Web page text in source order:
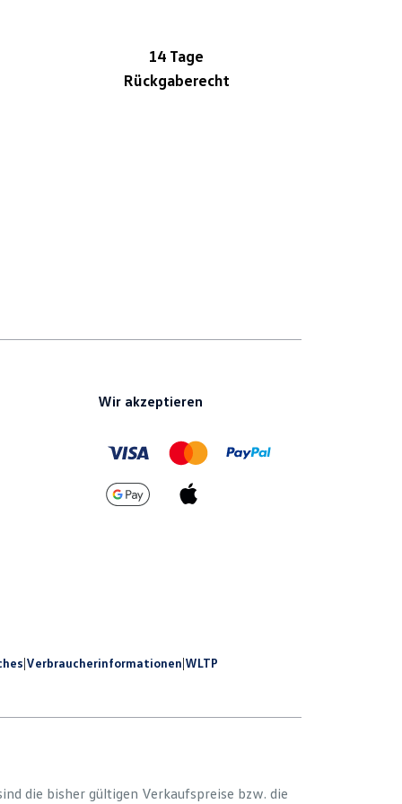
14 Tage
Rückgaberecht
Wir akzeptieren
|Verbraucherinformationen|WLTP
die bisher gültigen Verkaufspreise bzw. die